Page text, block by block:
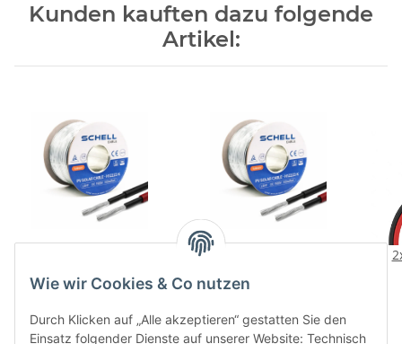
Kunden kauften dazu folgende
Artikel:
rot H1Z2Z2-K verzinntes
Kupferkabel
Photovoltaikkabel für PV-
Anlagen Mit 19% MwSt
89,13 €*
0,89 € pro 1 m
100m 4mm² Solarkabel
verzinntes Kupferkabel
Photovoltaikkabel für PV-
Anlagen Mit 19% MwSt
89,13 €
0,89 € pro 1 m
Wie wir Cookies & Co nutzen
Durch Klicken auf „Alle akzeptieren“ gestatten Sie den
Einsatz folgender Dienste auf unserer Website: Technisch